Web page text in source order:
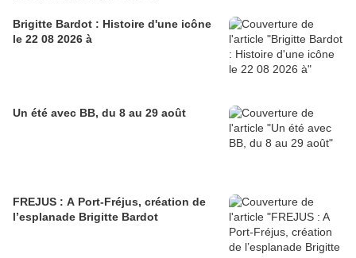
Brigitte Bardot : Histoire d'une icône
le 22 08 2026 à
Un été avec BB, du 8 au 29 août
FREJUS : A Port-Fréjus, création de
l’esplanade Brigitte Bardot